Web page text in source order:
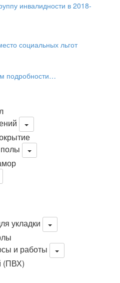
инвалидности в 2018-
социальных льгот
подробности…
укладки
и работы
(ПВХ)